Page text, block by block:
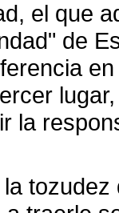
el que
de
la